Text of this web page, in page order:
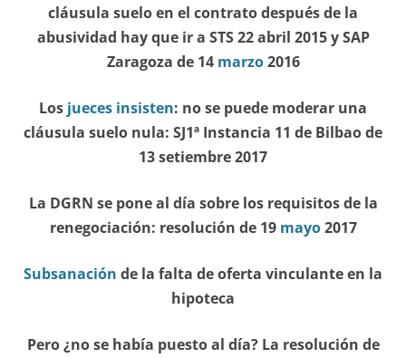
cláusula suelo en el contrato después de la
abusividad hay que ir a STS 22 abril 2015 y SAP
Zaragoza de 14 marzo2016
Los jueces insisten: no se puede moderar una
cláusula suelo nula: SJ1ª Instancia 11 de Bilbao de
13 setiembre 2017
La DGRN se pone al día sobre los requisitos de la
renegociación: resolución de 19 mayo2017
Subsanación de la falta de oferta vinculante en la
hipoteca
Pero ¿no se había puesto al día? La resolución de